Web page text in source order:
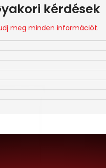
kérdések
meg minden információt.